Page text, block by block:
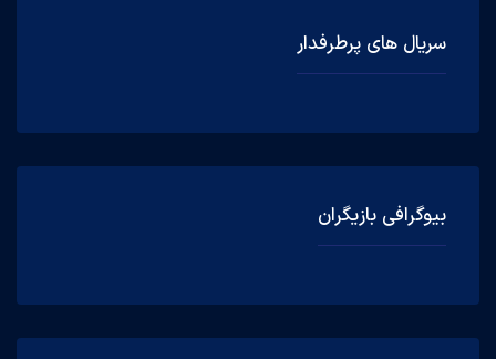
سریال های پرطرفدار
بیوگرافی بازیگران